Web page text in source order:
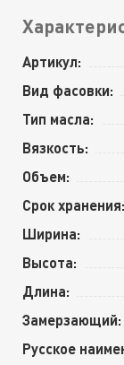
Артикул:
Вид фасовки:
Тип масла:
Вязкость:
Объем:
Срок хранения:
Ширина:
Высота:
Длина:
Замерзающий:
Русское